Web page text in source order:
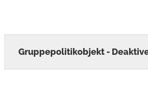
Gruppepolitikobjekt -